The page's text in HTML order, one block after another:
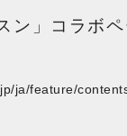
ン」コラボペ
ja/feature/